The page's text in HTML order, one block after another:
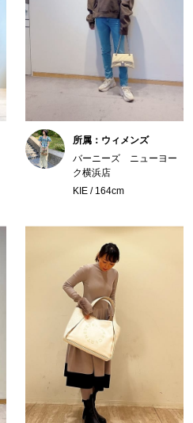
所属：ウィメンズ
バーニーズ ニューヨー
ク横浜店
KIE / 164cm